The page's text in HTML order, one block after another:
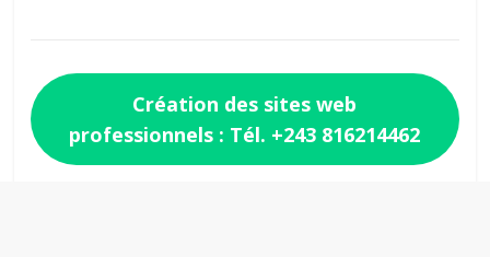
Création des sites web
professionnels : Tél. +243 816214462